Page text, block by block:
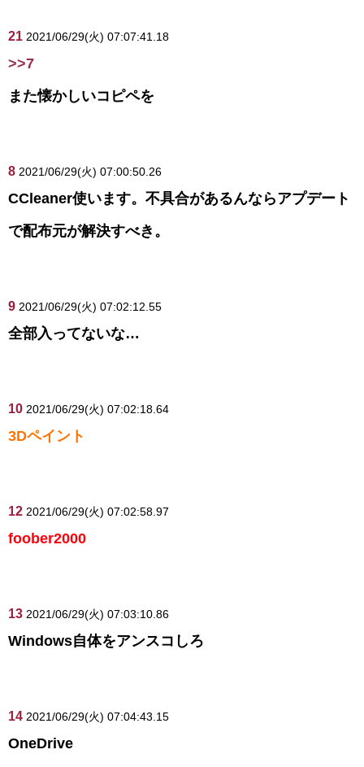
21 2021/06/29(火) 07:07:41.18
>>7
また懐かしいコピペを
8 2021/06/29(火) 07:00:50.26
CCleaner使います。不具合があるんならアプデート
で配布元が解決すべき。
9 2021/06/29(火) 07:02:12.55
全部入ってないな…
10 2021/06/29(火) 07:02:18.64
3Dペイント
12 2021/06/29(火) 07:02:58.97
foober2000
13 2021/06/29(火) 07:03:10.86
Windows自体をアンスコしろ
14 2021/06/29(火) 07:04:43.15
OneDrive